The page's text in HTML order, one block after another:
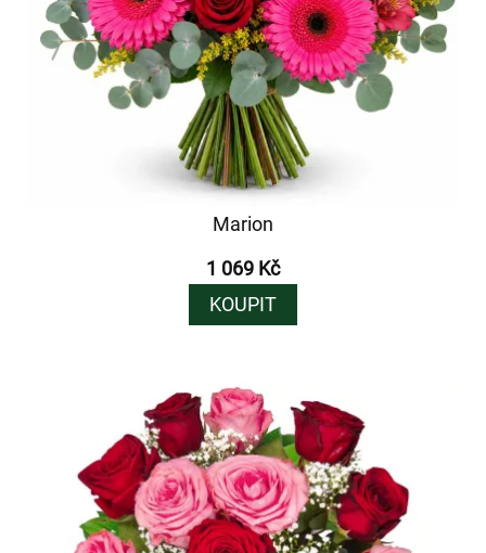
Marion
1 069 Kč
KOUPIT